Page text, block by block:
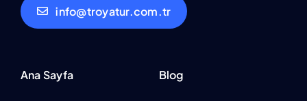
info@troyatur.com.tr
Ana Sayfa Blog